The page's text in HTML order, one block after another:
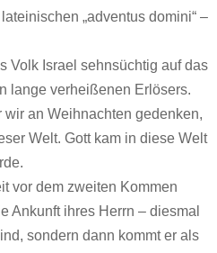
„adventus domini“ –
Volk Israel sehnsüchtig auf das
lange verheißenen Erlösers.
wir an Weihnachten gedenken,
Welt. Gott kam in diese Welt
vor dem zweiten Kommen
Ankunft ihres Herrn – diesmal
sondern dann kommt er als